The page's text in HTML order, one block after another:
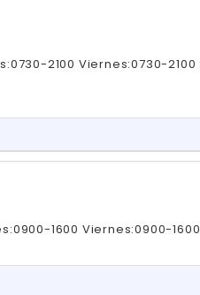
2100 Viernes:0730-
1600 Viernes:0900-